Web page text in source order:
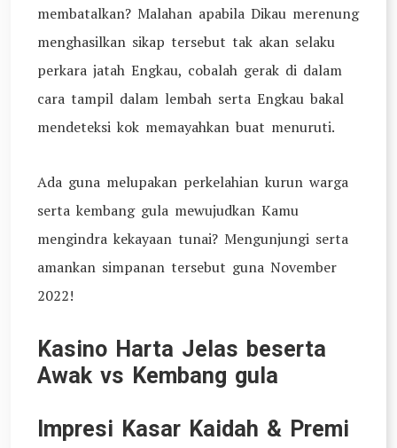
membatalkan? Malahan apabila Dikau merenung
menghasilkan sikap tersebut tak akan selaku
perkara jatah Engkau, cobalah gerak di dalam
cara tampil dalam lembah serta Engkau bakal
mendeteksi kok memayahkan buat menuruti.
Ada guna melupakan perkelahian kurun warga
serta kembang gula mewujudkan Kamu
mengindra kekayaan tunai? Mengunjungi serta
amankan simpanan tersebut guna November
2022!
Kasino Harta Jelas beserta
Awak vs Kembang gula
Impresi Kasar Kaidah & Premi